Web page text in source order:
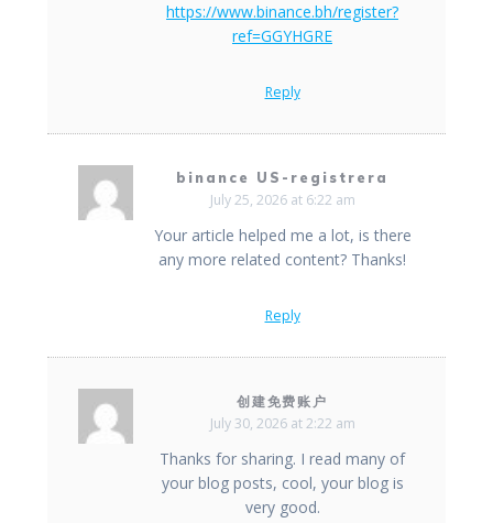
https://www.binance.bh/register?
ref=GGYHGRE
Reply
binance US-registrera
July 25, 2026 at 6:22 am
Your article helped me a lot, is there
any more related content? Thanks!
Reply
创建免费账户
July 30, 2026 at 2:22 am
Thanks for sharing. I read many of
your blog posts, cool, your blog is
very good.